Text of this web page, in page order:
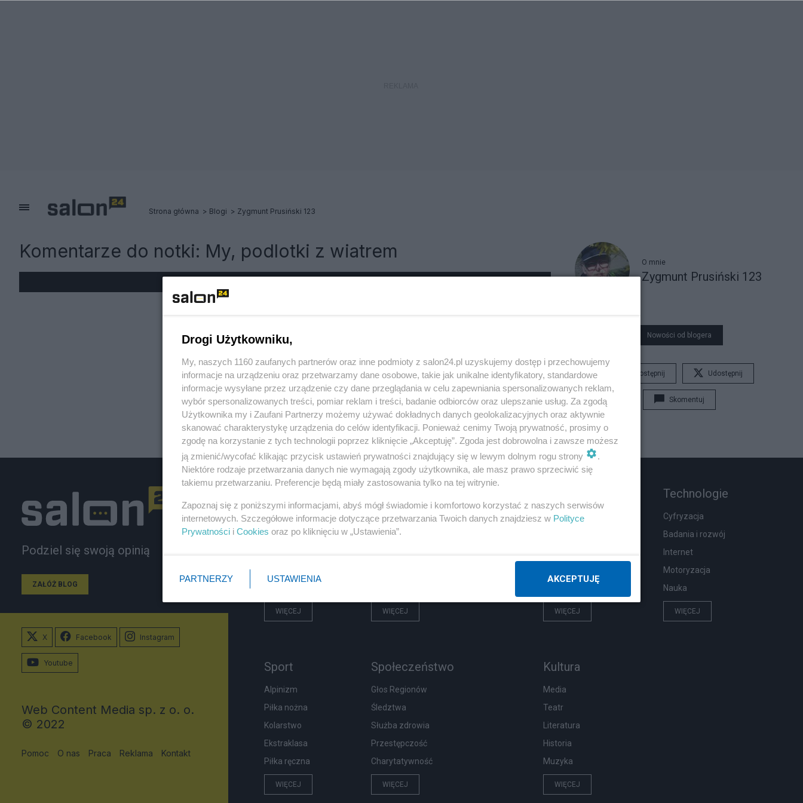
Strona główna Blogi Zygmunt Prusiński 123
Komentarze do notki: My, podlotki z wiatrem
O mnie
Zygmunt Prusiński 123
Nowości od blogera
Udostępnij Udostępnij
Skomentuj
Podziel się swoją opinią
ZAŁÓŻ BLOG
NATO
KO
WIĘCEJ
Centralny Port Komunikacyjny
Inwestycje
WIĘCEJ
Moda i uroda
WIĘCEJ
Technologie
Cyfryzacja
Badania i rozwój
Internet
Motoryzacja
Nauka
WIĘCEJ
Sport
Alpinizm
Piłka nożna
Kolarstwo
Ekstraklasa
Piłka ręczna
WIĘCEJ
Społeczeństwo
Głos Regionów
Śledztwa
Służba zdrowia
Przestępczość
Charytatywność
WIĘCEJ
Kultura
Media
Teatr
Literatura
Historia
Muzyka
WIĘCEJ
X Facebook Instagram
Youtube
Web Content Media sp. z o. o.
© 2022
Pomoc O nas Praca Reklama Kontakt
Drogi Użytkowniku,
My, naszych 1160 zaufanych partnerów oraz inne podmioty z salon24.pl uzyskujemy dostęp i przechowujemy
informacje na urządzeniu oraz przetwarzamy dane osobowe, takie jak unikalne identyfikatory, standardowe
informacje wysyłane przez urządzenie czy dane przeglądania w celu zapewniania spersonalizowanych reklam,
wybór spersonalizowanych treści, pomiar reklam i treści, badanie odbiorców oraz ulepszanie usług. Za zgodą
Użytkownika my i Zaufani Partnerzy możemy używać dokładnych danych geolokalizacyjnych oraz aktywnie
skanować charakterystykę urządzenia do celów identyfikacji. Ponieważ cenimy Twoją prywatność, prosimy o
zgodę na korzystanie z tych technologii poprzez kliknięcie „Akceptuję”. Zgoda jest dobrowolna i zawsze możesz
ją zmienić/wycofać klikając przycisk ustawień prywatności znajdujący się w lewym dolnym rogu strony
.
Niektóre rodzaje przetwarzania danych nie wymagają zgody użytkownika, ale masz prawo sprzeciwić się
takiemu przetwarzaniu. Preferencje będą miały zastosowania tylko na tej witrynie.
Zapoznaj się z poniższymi informacjami, abyś mógł świadomie i komfortowo korzystać z naszych serwisów
internetowych. Szczegółowe informacje dotyczące przetwarzania Twoich danych znajdziesz w Polityce
Prywatności i Cookies oraz po kliknięciu w „Ustawienia”.
PARTNERZY USTAWIENIA AKCEPTUJĘ